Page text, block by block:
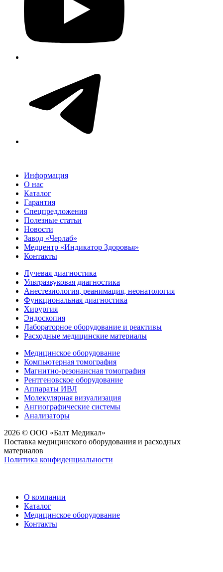
Информация
О нас
Каталог
Гарантия
Спецпредложения
Полезные статьи
Новости
Завод «Черлаб»
Медцентр «Индикатор Здоровья»
Контакты
Лучевая диагностика
Ультразвуковая диагностика
Анестезиология, реанимация, неонатология
Функциональная диагностика
Хирургия
Эндоскопия
Лабораторное оборудование и реактивы
Расходные медицинские материалы
Медицинское оборудование
Компьютерная томография
Магнитно-резонансная томография
Рентгеновское оборудование
Аппараты ИВЛ
Молекулярная визуализация
Ангиографические системы
Анализаторы
2026 © ООО «Балт Медикал»
Поставка медицинского оборудования и расходных
материалов
Политика конфиденциальности
О компании
Каталог
Медицинское оборудование
Контакты